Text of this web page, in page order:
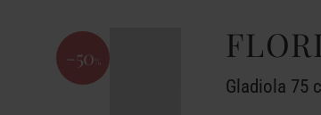
-50 %
Gladiola 75